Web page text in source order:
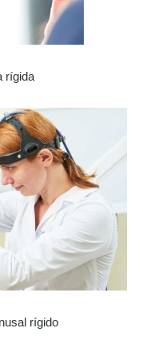
rígida
rígido